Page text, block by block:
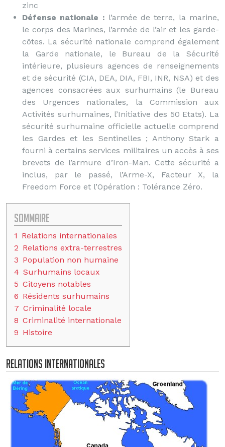
zinc
Défense nationale : l’armée de terre, la marine,
le corps des Marines, l’armée de l’air et les garde-
côtes. La sécurité nationale comprend également
la Garde nationale, le Bureau de la Sécurité
intérieure, plusieurs agences de renseignements
et de sécurité (CIA, DEA, DIA, FBI, INR, NSA) et des
agences consacrées aux surhumains (le Bureau
des Urgences nationales, la Commission aux
Activités surhumaines, l’Initiative des 50 Etats). La
sécurité surhumaine officielle actuelle comprend
les Gardes et les Sentinelles ; Anthony Stark a
fourni à certains services militaires un accès à ses
brevets de l’armure d’Iron-Man. Cette sécurité a
inclus, par le passé, l’Arme-X, Facteur X, la
Freedom Force et l’Opération : Tolérance Zéro.
Sommaire
1 Relations internationales
2 Relations extra-terrestres
3 Population non humaine
4 Surhumains locaux
5 Citoyens notables
6 Résidents surhumains
7 Criminalité locale
8 Criminalité internationale
9 Histoire
Relations internationales